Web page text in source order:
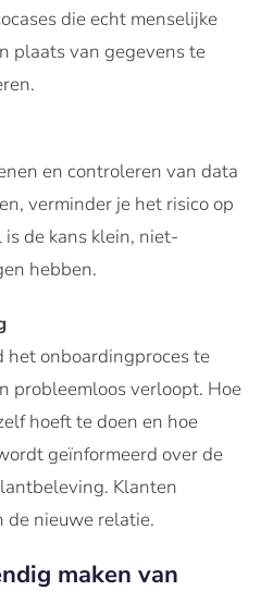
die echt menselijke
plaats van gegevens te
en controleren van data
verminder je het risico op
de kans klein, niet-
hebben.
het onboardingproces te
probleemloos verloopt. Hoe
hoeft te doen en hoe
geïnformeerd over de
Klanten
de nieuwe relatie.
maken van